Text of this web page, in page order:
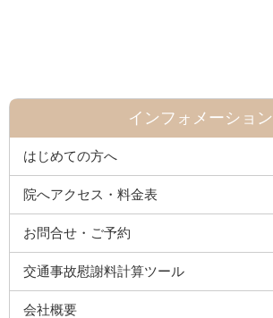
インフォメーション
はじめての方へ
院へアクセス・料金表
お問合せ・ご予約
交通事故慰謝料計算ツール
会社概要